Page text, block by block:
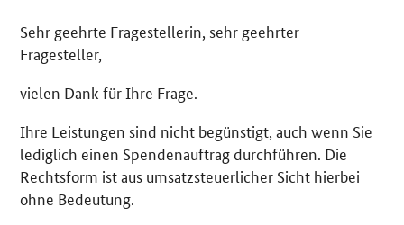
Sehr geehrte Fragestellerin, sehr geehrter
Fragesteller,
vielen Dank für Ihre Frage.
Ihre Leistungen sind nicht begünstigt, auch wenn Sie
lediglich einen Spendenauftrag durchführen. Die
Rechtsform ist aus umsatzsteuerlicher Sicht hierbei
ohne Bedeutung.